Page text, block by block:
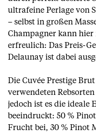
ultrafeine Perlage von
– selbst in großen
Champagner kann
erfreulich: Das Preis-
Delaunay ist dabei
Die Cuvée Prestige
verwendeten
jedoch ist es die ideale
beeindruckt: 50 %
Frucht bei, 30 % Pinot